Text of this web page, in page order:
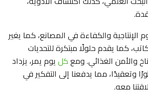
والكفاءة في المصانع، كما يغير
كما يقدم حلولًا مبتكرة للتحديات
والأمن الغذائي. ومعكليوم يمر، يزداد
وتعقيدًا، مما يدفعنا إلى التفكير في
معه.